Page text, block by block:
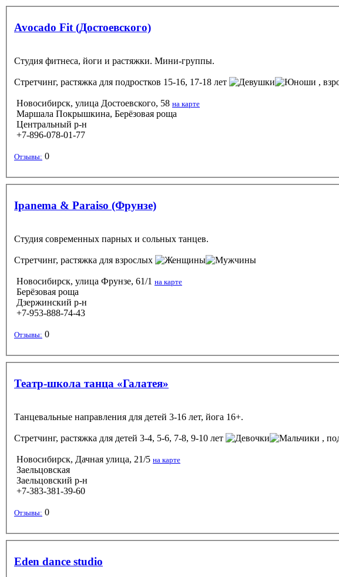
Avocado Fit (Достоевского)
Студия фитнеса, йоги и растяжки. Мини-группы.
Стретчинг, растяжка для подростков 15-16, 17-18 лет ,
Новосибирск, улица Достоевского, 58 на карте
Маршала Покрышкина, Берёзовая роща
Центральный р-н
+7-896-078-01-77
Отзывы: 0
Ipanema & Paraiso (Фрунзе)
Студия современных парных и сольных танцев.
Стретчинг, растяжка для взрослых
Новосибирск, улица Фрунзе, 61/1 на карте
Берёзовая роща
Дзержинский р-н
+7-953-888-74-43
Отзывы: 0
Театр-школа танца «Галатея»
Танцевальные направления для детей 3-16 лет, йога 16+.
Стретчинг, растяжка для детей 3-4, 5-6, 7-8, 9-10 лет ,
Новосибирск, Дачная улица, 21/5 на карте
Заельцовская
Заельцовский р-н
+7-383-381-39-60
Отзывы: 0
Eden dance studio